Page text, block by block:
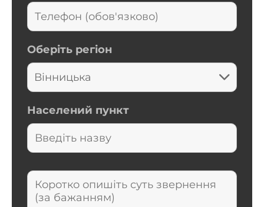
Оберіть регіон
Населений пункт